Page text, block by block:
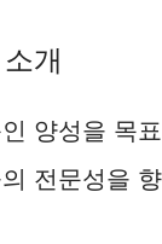
개
양성을 목
전문성을